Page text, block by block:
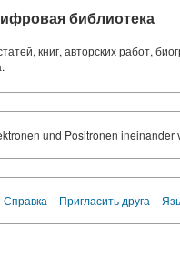
библиотека
книг, авторских работ,
und Positronen ineinander
Справка Пригласить друга